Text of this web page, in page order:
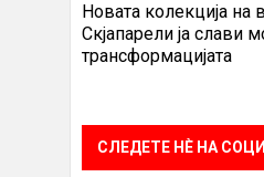
Новата колекција на
Скјапарели ја слави
трансформацијата
СЛЕДЕТЕ НÈ НА